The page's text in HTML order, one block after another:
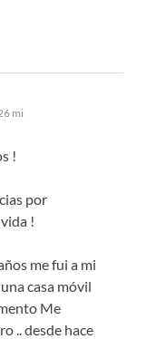
mi
!
por
!
me fui a mi
casa móvil
Me
.. desde hace